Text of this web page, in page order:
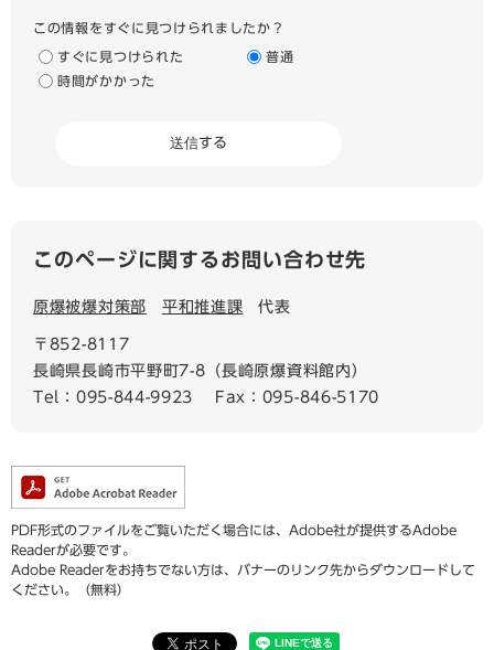
この情報をすぐに見つけられましたか？
すぐに見つけられた
普通
時間がかかった
このページに関するお問い合わせ先
原爆被爆対策部 平和推進課 代表
〒852-8117
長崎県長崎市平野町7-8（長崎原爆資料館内）
Tel：095-844-9923
Fax：095-846-5170
PDF形式のファイルをご覧いただく場合には、Adobe社が提供するAdobe
Readerが必要です。
Adobe Readerをお持ちでない方は、バナーのリンク先からダウンロードして
ください。（無料）